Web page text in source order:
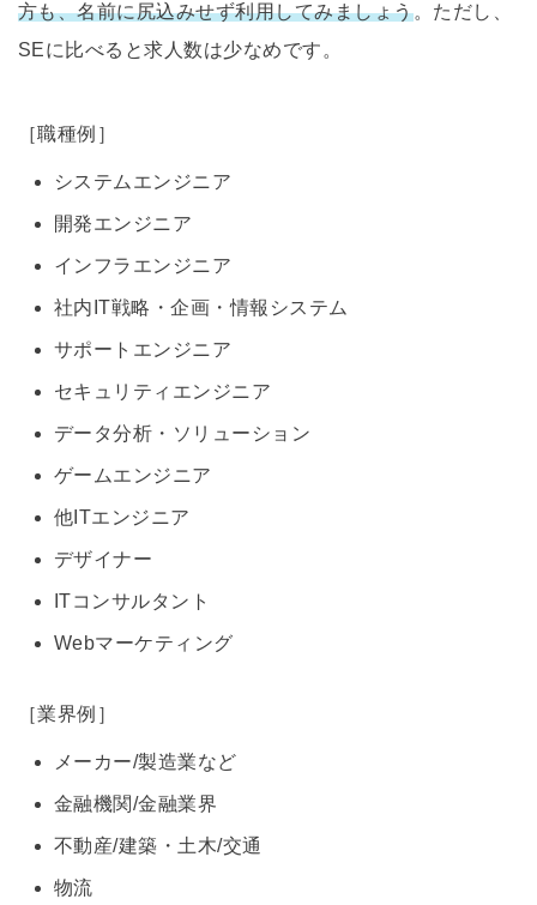
方も、名前に尻込みせず利用してみましょう。ただし、
SEに比べると求人数は少なめです。
［職種例］
システムエンジニア
開発エンジニア
インフラエンジニア
社内IT戦略・企画・情報システム
サポートエンジニア
セキュリティエンジニア
データ分析・ソリューション
ゲームエンジニア
他ITエンジニア
デザイナー
ITコンサルタント
Webマーケティング
［業界例］
メーカー/製造業など
金融機関/金融業界
不動産/建築・土木/交通
物流